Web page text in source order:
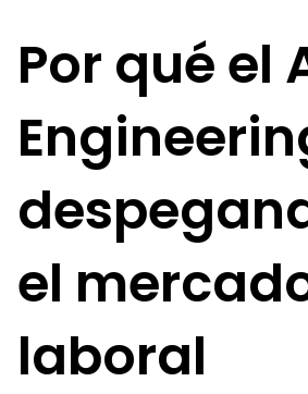
Por qué el
el
laboral